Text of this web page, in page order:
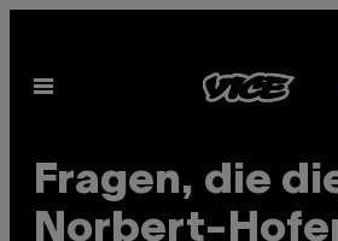
content
Open
Fragen, die
Norbert-